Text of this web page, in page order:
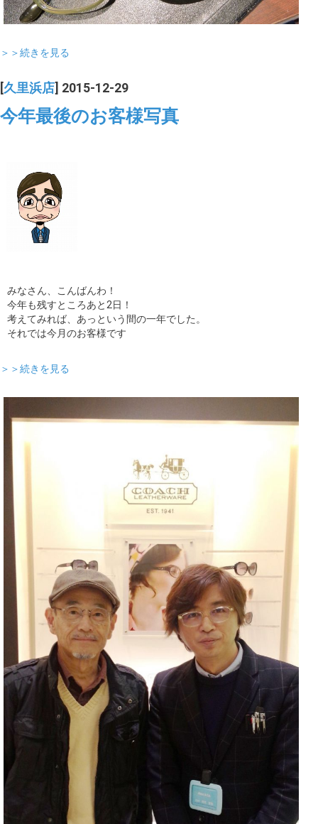
＞＞続きを見る
久里浜店 ] 2015-12-29
今年最後のお客様写真
みなさん、こんばんわ！
今年も残すところあと2日！
考えてみれば、あっという間の一年でした。
それでは今月のお客様です
＞＞続きを見る